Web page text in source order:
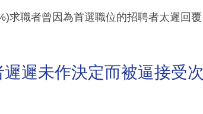
求職者曾因為首選職位的招聘者太遲回覆
遲未作決定而被逼接受次